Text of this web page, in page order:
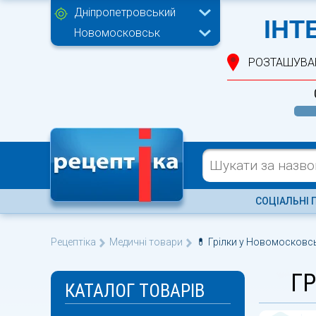
Дніпропетровський
Новомосковськ
СОЦІАЛЬНІ
Рецептіка Медичні товари 💊 Грілки у
КАТАЛОГ ТОВАРІВ